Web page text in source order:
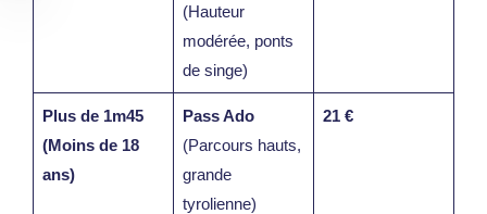
(Hauteur
modérée, ponts
de singe)
Plus de 1m45
(Moins de 18
ans)
Pass Ado
(Parcours hauts,
grande
tyrolienne)
21 €